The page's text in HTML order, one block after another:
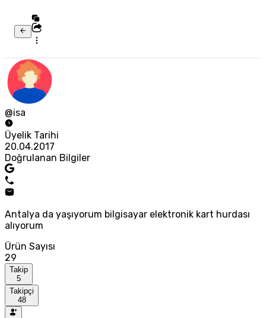
@isa
Üyelik Tarihi
20.04.2017
Doğrulanan Bilgiler
Antalya da yaşıyorum bilgisayar elektronik kart hurdası
alıyorum
Ürün Sayısı
29
Takip
5
Takipçi
48